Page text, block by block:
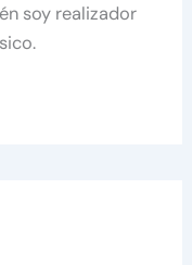
soy realizador